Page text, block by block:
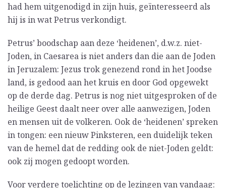
had hem uitgenodigd in zijn huis, geïnteresseerd als
hij is in wat Petrus verkondigt.
Petrus’ boodschap aan deze ‘heidenen’, d.w.z. niet-
Joden, in Caesarea is niet anders dan die aan de Joden
in Jeruzalem: Jezus trok genezend rond in het Joodse
land, is gedood aan het kruis en door God opgewekt
op de derde dag. Petrus is nog niet uitgesproken of de
heilige Geest daalt neer over alle aanwezigen, Joden
en mensen uit de volkeren. Ook de ‘heidenen’ spreken
in tongen: een nieuw Pinksteren, een duidelijk teken
van de hemel dat de redding ook de niet-Joden geldt:
ook zij mogen gedoopt worden.
Voor verdere toelichting op de lezingen van vandaag: